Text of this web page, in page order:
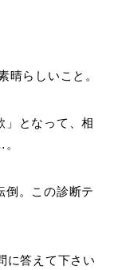
晴らしいこと。
」となって、相
倒。この診断テ
に答えて下さい